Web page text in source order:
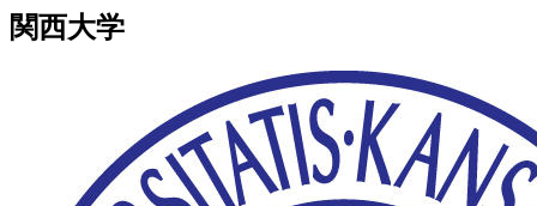
関西大学